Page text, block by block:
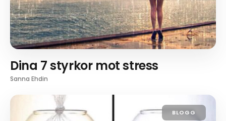
Dina 7 styrkor mot stress
Sanna Ehdin
BLOGG